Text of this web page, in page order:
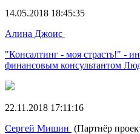
14.05.2018 18:45:35
Алина Джоис
"Консалтинг - моя страсть!" -
финансовым консультантом
22.11.2018 17:11:16
Сергей Мишин (Партнёр